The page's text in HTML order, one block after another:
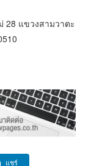
28 แขวงสามวาตะ
แชร์